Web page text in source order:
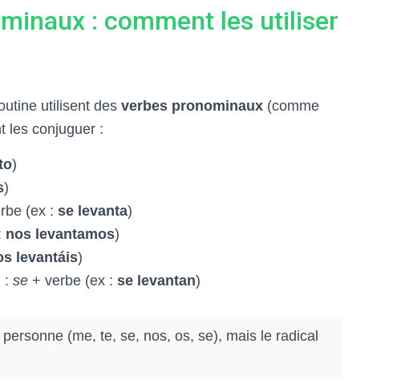
: comment les utiliser
utilisent des verbes pronominaux (comme
les conjuguer :
)
)
(ex : se levanta)
nos levantamos)
levantáis)
: se + verbe (ex : se levantan)
(me, te, se, nos, os, se), mais le radical